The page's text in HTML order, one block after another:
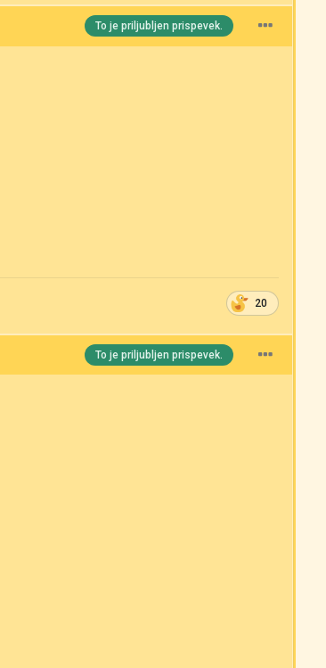
To je priljubljen prispevek.
20
To je priljubljen prispevek.